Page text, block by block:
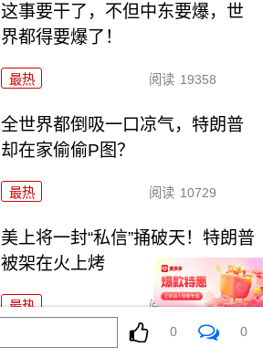
这事要干了，不但中东要爆，世
界都得要爆了！
最热 阅读 19358
全世界都倒吸一口凉气，特朗普
却在家偷偷P图？
最热 阅读 10729
美上将一封“私信”捅破天！特朗普
被架在火上烤
最热 阅读 9410
两大命门决定美国退无可退，伊
0 0